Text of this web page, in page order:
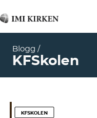
Blogg /
KFSkolen
KFSKOLEN